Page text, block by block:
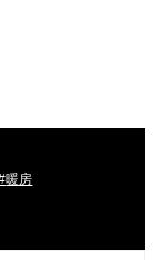
暖房